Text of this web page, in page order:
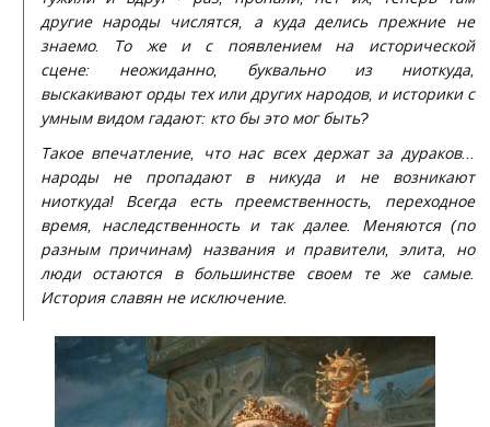
другие народы числятся, а куда делись прежние не
знаемо. То же и с появлением на исторической
сцене: неожиданно, буквально из ниоткуда,
выскакивают орды тех или других народов, и историки с
умным видом гадают: кто бы это мог быть?
Такое впечатление, что нас всех держат за дураков...
народы не пропадают в никуда и не возникают
ниоткуда! Всегда есть преемственность, переходное
время, наследственность и так далее. Меняются (по
разным причинам) названия и правители, элита, но
люди остаются в большинстве своем те же самые.
История славян не исключение.